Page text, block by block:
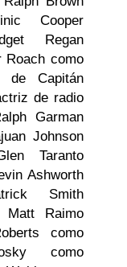
Cooper
Regan
Roach como
Capitán
de radio
Garman
Johnson
Taranto
Ashworth
Smith
Matt Raimo
como
como